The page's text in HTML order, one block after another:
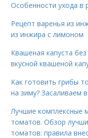
Особенности ухода в
Рецепт варенья из
из инжира с лимоном
Квашеная капуста без
вкусной квашеной
Как готовить грибы
на зиму? Засаливаем
Лучшие комплексные
томатов. Обзор
томатов: правила